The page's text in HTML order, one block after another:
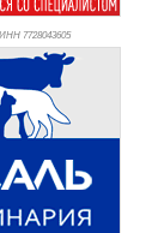
7728043605